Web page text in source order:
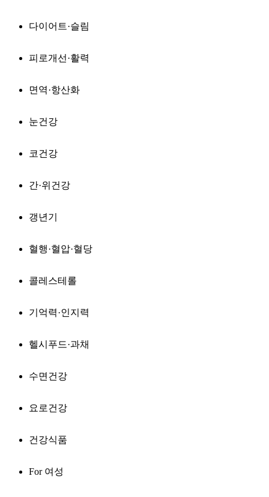
다이어트·슬림
피로개선·활력
면역·항산화
눈건강
코건강
간·위건강
갱년기
혈행·혈압·혈당
콜레스테롤
기억력·인지력
헬시푸드·과채
수면건강
요로건강
건강식품
For 여성